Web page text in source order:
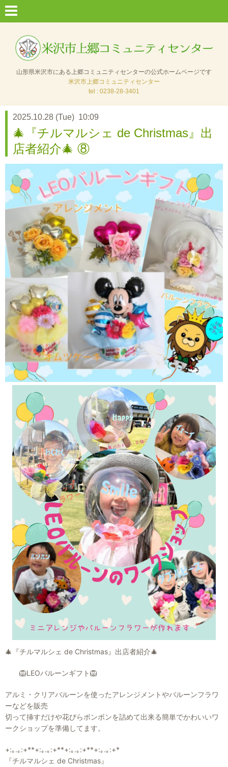
山形県米沢市にある上郷コミュニティセンターの公式ホームページです
米沢市上郷コミュニティセンター
tel : 0238-28-3401
2025.10.28 (Tue) 10:09
🎄『チルマルシェ de Christmas』出
店者紹介🎄 ⑧
🎄『チルマルシェ de Christmas』出店者紹介🎄
🦁LEOバルーンギフト🦁
アルミ・クリアバルーンを使ったアレンジメントやバルーンフラワ
ーなどを販売
切って挿すだけや花びらボンボンを詰めて出来る簡単でかわいいワ
ークショップを準備してます。
+:｡.｡:+**+:｡.｡:+**+:｡.｡:+**+:｡.｡:+*
『チルマルシェ de Christmas』